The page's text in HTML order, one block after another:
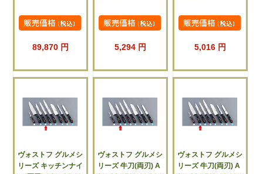
89,870 円 5,294 円 5,016 円
ヴォストフ グルメシ
リーズ キッチンナイ
ヴォストフ グルメシ
リーズ 牛刀(両刃) A
ヴォストフ グルメシ
リーズ 牛刀(両刃) A